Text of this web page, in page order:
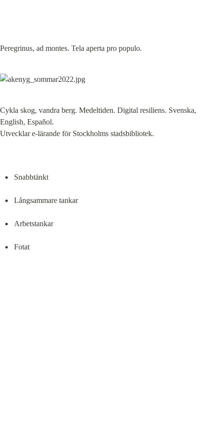
Peregrinus, ad montes. Tela aperta pro populo.
Cykla skog, vandra berg. Medeltiden. Digital resiliens. Svenska,
English, Español.
Utvecklar e-lärande för Stockholms stadsbibliotek.
Snabbtänkt
Långsammare tankar
Arbetstankar
Fotat